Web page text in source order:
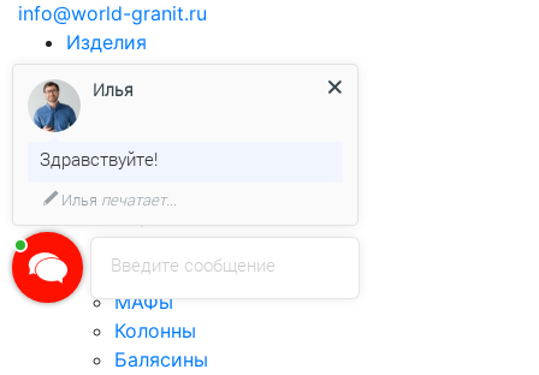
info@world-granit.ru
Изделия
Виды продукциииз гранита
Брусчатка
Бортовой камень
Подоконники
Лестницы
МАФы
Колонны
Балясины
Введите сообщение
Илья
Здравствуйте!
Илья печатает...